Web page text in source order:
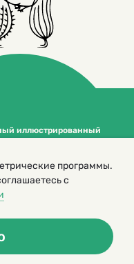
иллюстрированный
программы.
с